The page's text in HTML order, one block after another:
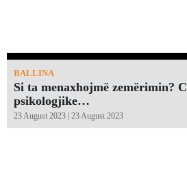
BALLINA
Si ta menaxhojmë zemërimin?
psikologjike…
23 August 2023 | 23 August 2023